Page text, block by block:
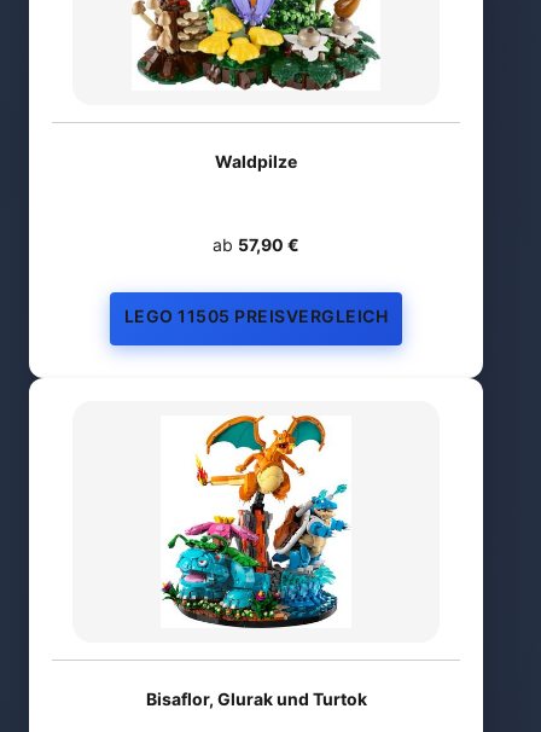
Waldpilze
ab 57,90 €
LEGO 11505 PREISVERGLEICH
Bisaflor, Glurak und Turtok